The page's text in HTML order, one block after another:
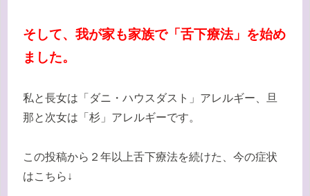
そして、我が家も家族で「舌下療法」を始め
ました。
私と長女は「ダニ・ハウスダスト」アレルギー、旦
那と次女は「杉」アレルギーです。
この投稿から２年以上舌下療法を続けた、今の症状
はこちら↓